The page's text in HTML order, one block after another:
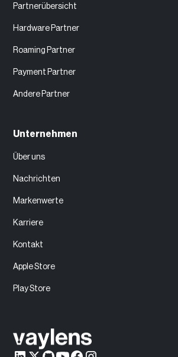
Partnerübersicht
Hardware Partner
Roaming Partner
Payment Partner
Andere Partner
Unternehmen
Über uns
Nachrichten
Markenwerte
Karriere
Kontakt
Apple Store
Play Store